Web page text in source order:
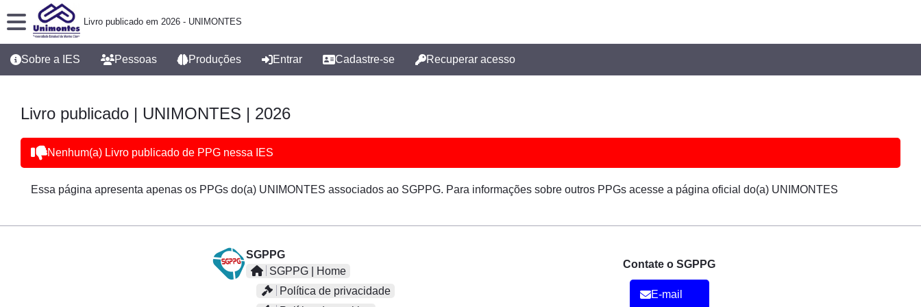
Livro publicado em 2026 - UNIMONTES
Sobre a IES Pessoas Produções Entrar Cadastre-se Recuperar acesso
Livro publicado | UNIMONTES | 2026
Nenhum(a) Livro publicado de PPG nessa IES
Essa página apresenta apenas os PPGs do(a) UNIMONTES associados ao SGPPG. Para informações sobre outros PPGs acesse a página oficial do(a) UNIMONTES
SGPPG
SGPPG | Home
Política de privacidade
Contate o SGPPG
E-mail